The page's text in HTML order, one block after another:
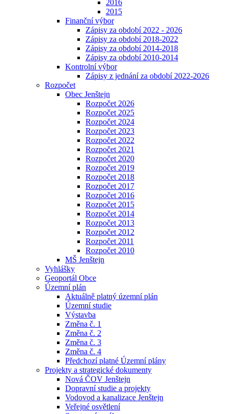
2016
2015
Finanční výbor
Zápisy za období 2022 - 2026
Zápisy za období 2018-2022
Zápisy za období 2014-2018
Zápisy za období 2010-2014
Kontrolní výbor
Zápisy z jednání za období 2022-2026
Rozpočet
Obec Jenštejn
Rozpočet 2026
Rozpočet 2025
Rozpočet 2024
Rozpočet 2023
Rozpočet 2022
Rozpočet 2021
Rozpočet 2020
Rozpočet 2019
Rozpočet 2018
Rozpočet 2017
Rozpočet 2016
Rozpočet 2015
Rozpočet 2014
Rozpočet 2013
Rozpočet 2012
Rozpočet 2011
Rozpočet 2010
MŠ Jenštejn
Vyhlášky
Geoportál Obce
Územní plán
Aktuálně platný územní plán
Územní studie
Výstavba
Změna č. 1
Změna č. 2
Změna č. 3
Změna č. 4
Předchozí platné Územní plány
Projekty a strategické dokumenty
Nová ČOV Jenštejn
Dopravní studie a projekty
Vodovod a kanalizace Jenštejn
Veřejné osvětlení